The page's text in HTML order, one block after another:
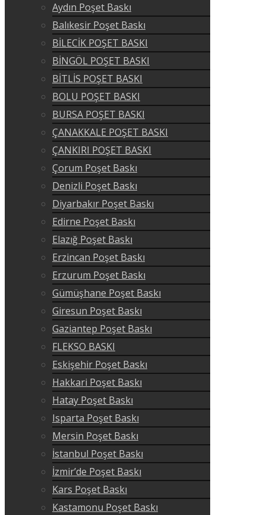
Aydın Poşet Baskı
Balıkesir Poşet Baskı
BİLECİK POŞET BASKI
BİNGÖL POŞET BASKI
BİTLİS POŞET BASKI
BOLU POŞET BASKI
BURSA POŞET BASKI
ÇANAKKALE POŞET BASKI
ÇANKIRI POŞET BASKI
Çorum Poşet Baskı
Denizli Poşet Baskı
Diyarbakır Poşet Baskı
Edirne Poşet Baskı
Elazığ Poşet Baskı
Erzincan Poşet Baskı
Erzurum Poşet Baskı
Gümüşhane Poşet Baskı
Giresun Poşet Baskı
Gaziantep Poşet Baskı
FLEKSO BASKI
Eskişehir Poşet Baskı
Hakkari Poşet Baskı
Hatay Poşet Baskı
Isparta Poşet Baskı
Mersin Poşet Baskı
İstanbul Poşet Baskı
İzmir’de Poşet Baskı
Kars Poşet Baskı
Kastamonu Poşet Baskı